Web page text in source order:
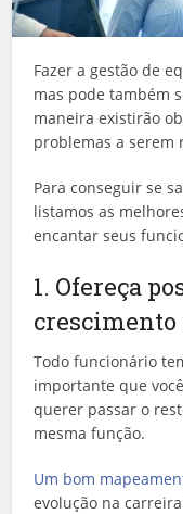
Fazer a gestão de
mas pode também
maneira existirão
problemas a serem
Para conseguir se
listamos as
encantar seus
1. Ofereça
crescimento
Todo funcionário
importante que
querer passar o
mesma função.
Um bom
evolução na